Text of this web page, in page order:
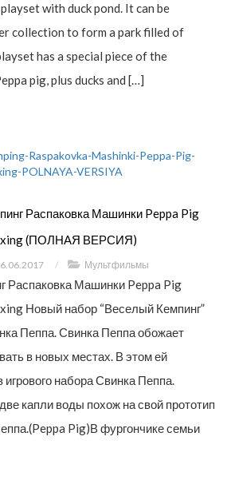
with duck pond. It can be
collection to form a park filled of
has a special piece of the
pig, plus ducks and […]
Распаковка Машинки Peppa Pig
(ПОЛНАЯ ВЕРСИЯ)
/ Мультфильмы
Распаковка Машинки Peppa Pig
Новый набор “Веселый Кемпинг”
Пеппа. Свинка Пеппа обожает
в новых местах. В этом ей
игрового набора Свинка Пеппа.
капли воды похож на свой прототип
Pig)В фургончике семьи